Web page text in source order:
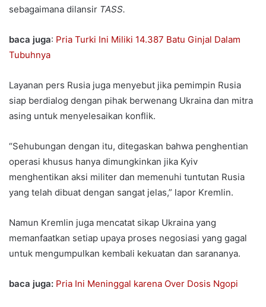
sebagaimana dilansir TASS.
baca juga: Pria Turki Ini Miliki 14.387 Batu Ginjal Dalam
Tubuhnya
Layanan pers Rusia juga menyebut jika pemimpin Rusia
siap berdialog dengan pihak berwenang Ukraina dan mitra
asing untuk menyelesaikan konflik.
“Sehubungan dengan itu, ditegaskan bahwa penghentian
operasi khusus hanya dimungkinkan jika Kyiv
menghentikan aksi militer dan memenuhi tuntutan Rusia
yang telah dibuat dengan sangat jelas,” lapor Kremlin.
Namun Kremlin juga mencatat sikap Ukraina yang
memanfaatkan setiap upaya proses negosiasi yang gagal
untuk mengumpulkan kembali kekuatan dan sarananya.
baca juga: Pria Ini Meninggal karena Over Dosis Ngopi